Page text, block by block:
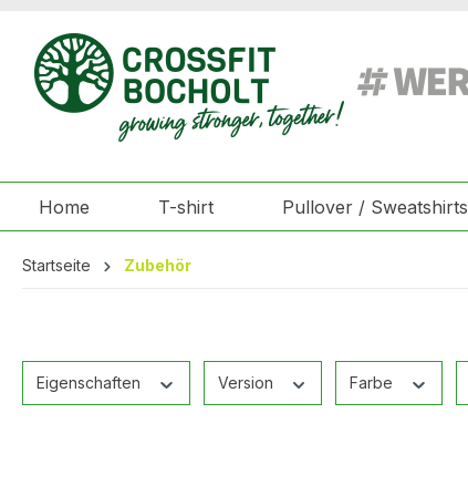
Home T-shirt Pullover / Sweatshirts
Startseite Zubehör
Eigenschaften Version Farbe